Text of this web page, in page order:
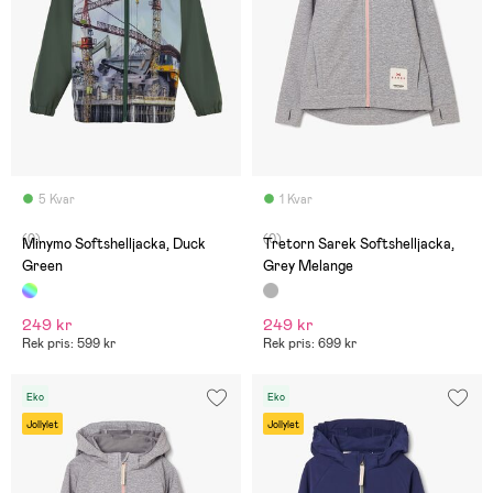
5 Kvar
(0)
Minymo Softshelljacka, Duck
Green
249 kr
Rek pris: 599 kr
1 Kvar
(0)
Tretorn Sarek Softshelljacka,
Grey Melange
249 kr
Rek pris: 699 kr
Eko
Jollylet
Eko
Jollylet